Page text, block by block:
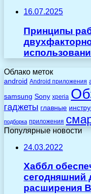
16.07.2025
Принципы
Облако меток
android Android приложения
samsung Sony xperia
гаджеты главные
подборка приложения
Популярные новости
24.03.2022
Хаббл
сегодняшний
расширения